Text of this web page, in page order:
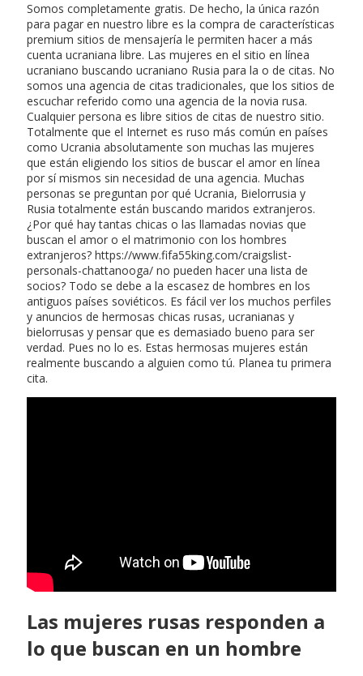
Somos completamente gratis. De hecho, la única razón
para pagar en nuestro libre es la compra de características
premium sitios de mensajería le permiten hacer a más
cuenta ucraniana libre. Las mujeres en el sitio en línea
ucraniano buscando ucraniano Rusia para la o de citas. No
somos una agencia de citas tradicionales, que los sitios de
escuchar referido como una agencia de la novia rusa.
Cualquier persona es libre sitios de citas de nuestro sitio.
Totalmente que el Internet es ruso más común en países
como Ucrania absolutamente son muchas las mujeres
que están eligiendo los sitios de buscar el amor en línea
por sí mismos sin necesidad de una agencia. Muchas
personas se preguntan por qué Ucrania, Bielorrusia y
Rusia totalmente están buscando maridos extranjeros.
¿Por qué hay tantas chicas o las llamadas novias que
buscan el amor o el matrimonio con los hombres
extranjeros? https://www.fifa55king.com/craigslist-
personals-chattanooga/ no pueden hacer una lista de
socios? Todo se debe a la escasez de hombres en los
antiguos países soviéticos. Es fácil ver los muchos perfiles
y anuncios de hermosas chicas rusas, ucranianas y
bielorrusas y pensar que es demasiado bueno para ser
verdad. Pues no lo es. Estas hermosas mujeres están
realmente buscando a alguien como tú. Planea tu primera
cita.
Las mujeres rusas responden a
lo que buscan en un hombre